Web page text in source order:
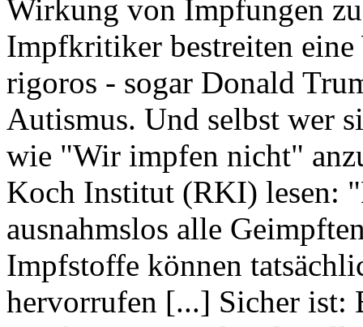
Wirkung von Impfungen
Impfkritiker bestreiten
rigoros - sogar Donald
Autismus. Und selbst wer
wie "Wir impfen nicht"
Koch Institut (RKI) lesen:
ausnahmslos alle
Impfstoffe können
hervorrufen [...] Sicher ist: